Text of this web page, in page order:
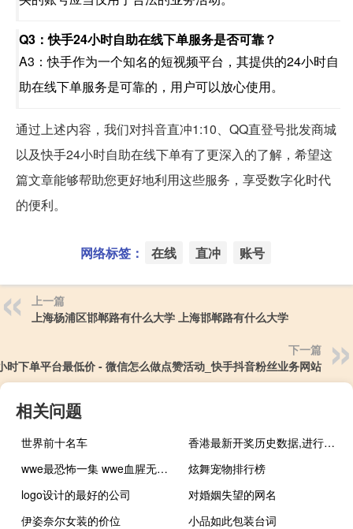
Q3：快手24小时自助在线下单服务是否可靠？
A3：快手作为一个知名的短视频平台，其提供的24小时自
助在线下单服务是可靠的，用户可以放心使用。
通过上述内容，我们对抖音直冲1:10、QQ直登号批发商城
以及快手24小时自助在线下单有了更深入的了解，希望这
篇文章能够帮助您更好地利用这些服务，享受数字化时代
的便利。
网络标签： 在线 直冲 账号
上一篇
上海杨浦区邯郸路有什么大学 上海邯郸路有什么大学
下一篇
时下单平台最低价 - 微信怎么做点赞活动_快手抖音粉丝业务网站
相关问题
世界前十名车
香港最新开奖历史数据,进行精选解释落实_HD49.58.49
wwe最恐怖一集 wwe血腥无规则死亡赛
炫舞宠物排行榜
logo设计的最好的公司
对婚姻失望的网名
伊姿奈尔女装的价位
小品如此包装台词